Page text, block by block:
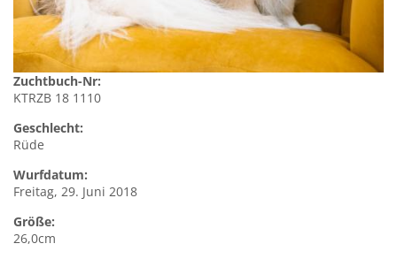
Zuchtbuch-Nr:
KTRZB 18 1110
Geschlecht:
Rüde
Wurfdatum:
Freitag, 29. Juni 2018
Größe:
26,0cm